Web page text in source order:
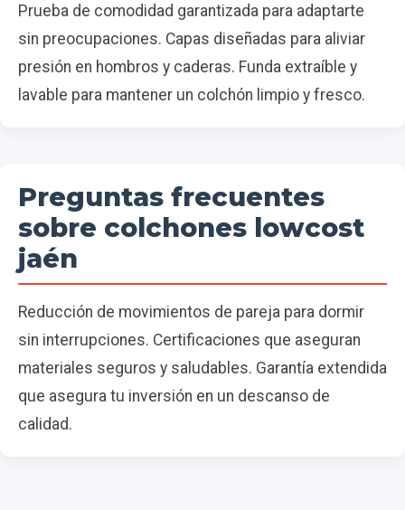
Prueba de comodidad garantizada para adaptarte
sin preocupaciones. Capas diseñadas para aliviar
presión en hombros y caderas. Funda extraíble y
lavable para mantener un colchón limpio y fresco.
Preguntas frecuentes
sobre colchones lowcost
jaén
Reducción de movimientos de pareja para dormir
sin interrupciones. Certificaciones que aseguran
materiales seguros y saludables. Garantía extendida
que asegura tu inversión en un descanso de
calidad.